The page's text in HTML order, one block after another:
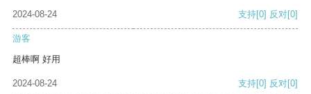
2024-08-24 支持[0] 反对[0]
游客
超棒啊 好用
2024-08-24 支持[0] 反对[0]